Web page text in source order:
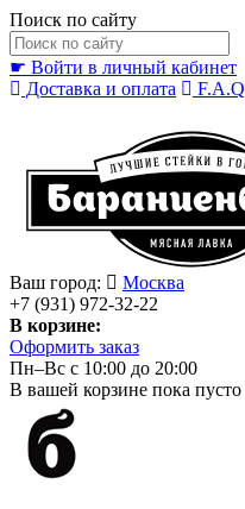
Поиск по сайту
☛ Войти в личный кабинет
Доставка и оплата
F.A.Q
Ваш город:
Москва
+7 (931) 972-32-22
В корзине:
Оформить заказ
Пн–Вс с 10:00 до 20:00
В вашей корзине пока пусто